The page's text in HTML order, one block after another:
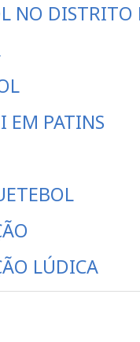
NO DISTRITO
PATINS
LÚDICA